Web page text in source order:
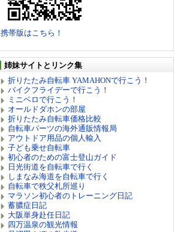
携帯版はこちら！
姉妹サイトとリンク集
折りたたみ自転車 YAMAHONで行こう！
バイクフライデーで行こう！
ミニベロで行こう！
オールドダホンの部屋
折りたたみ自転車価格比較
自転車パーツの海外通販情報局
アウトドア用品の個人輸入
子ども乗せ自転車
初心者のための富士登山ガイド
日光街道を自転車で行く
しまなみ海道を自転車で行く
自転車で秩父札所巡り
マラソン初心者のトレーニング日記
蓄膿症日記
大阪単身赴任日記
四万温泉の観光情報